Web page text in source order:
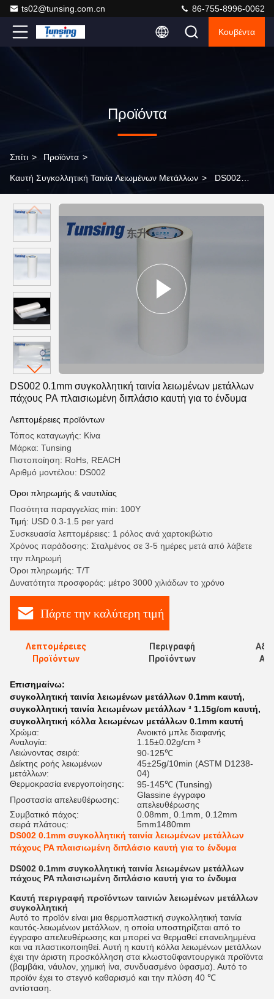
ts02@tunsing.com.cn 86-755-8996-0062
Κουβέντα
Προϊόντα
Σπίτι > Προϊόντα >
Καυτή Συγκολλητική Ταινία Λειωμένων Μετάλλων > DS002
πλαισιωμένη διπλάσιο καυτή για το ένδυμα
DS002 0.1mm συγκολλητική ταινία λειωμένων μετάλλων
πάχους PA πλαισιωμένη διπλάσιο καυτή για το ένδυμα
Λεπτομέρειες προϊόντων
Τόπος καταγωγής: Κίνα
Μάρκα: Tunsing
Πιστοποίηση: RoHs, REACH
Αριθμό μοντέλου: DS002
Όροι πληρωμής & ναυτιλίας
Ποσότητα παραγγελίας min: 100Y
Τιμή: USD 0.3-1.5 per yard
Συσκευασία λεπτομέρειες: 1 ρόλος ανά χαρτοκιβώτιο
Χρόνος παράδοσης: Σταλμένος σε 3-5 ημέρες μετά από λάβετε
την πληρωμή
Όροι πληρωμής: T/T
Δυνατότητα προσφοράς: μέτρο 3000 χιλιάδων το χρόνο
Πάρτε την καλύτερη τιμή
Λεπτομέρειες
Προϊόντων
Περιγραφή
Προϊόντων
Επισημαίνω:
συγκολλητική ταινία λειωμένων μετάλλων 0.1mm καυτή,
συγκολλητική ταινία λειωμένων μετάλλων ³ 1.15g/cm καυτή,
συγκολλητική κόλλα λειωμένων μετάλλων 0.1mm καυτή
Χρώμα:
Ανοικτό μπλε διαφανής
Αναλογία:
1.15±0.02g/cm ³
Λειώνοντας σειρά:
90-125℃
Δείκτης ροής λειωμένων
μετάλλων:
45±25g/10min (ASTM D1238-
04)
Θερμοκρασία ενεργοποίησης:
95-145℃ (Tunsing)
Προστασία απελευθέρωσης:
Glassine έγγραφο
απελευθέρωσης
Συμβατικό πάχος:
0.08mm, 0.1mm, 0.12mm
σειρά πλάτους:
5mm1480mm
DS002 0.1mm συγκολλητική ταινία λειωμένων μετάλλων
πάχους PA πλαισιωμένη διπλάσιο καυτή για το ένδυμα
DS002 0.1mm συγκολλητική ταινία λειωμένων μετάλλων
πάχους PA πλαισιωμένη διπλάσιο καυτή για το ένδυμα
Καυτή περιγραφή προϊόντων ταινιών λειωμένων μετάλλων
συγκολλητική
Αυτό το προϊόν είναι μια θερμοπλαστική συγκολλητική ταινία
καυτός-λειωμένων μετάλλων, η οποία υποστηρίζεται από το
έγγραφο απελευθέρωσης και μπορεί να θερμαθεί επανειλημμένα
και να πλαστικοποιηθεί. Αυτή η καυτή κόλλα λειωμένων μετάλλων
έχει την άριστη προσκόλληση στα κλωστοϋφαντουργικά προϊόντα
(βαμβάκι, νάυλον, χημική ίνα, συνδυασμένο ύφασμα). Αυτό το
προϊόν έχει το στεγνό καθαρισμό και την πλύση 40 ℃
αντίσταση.